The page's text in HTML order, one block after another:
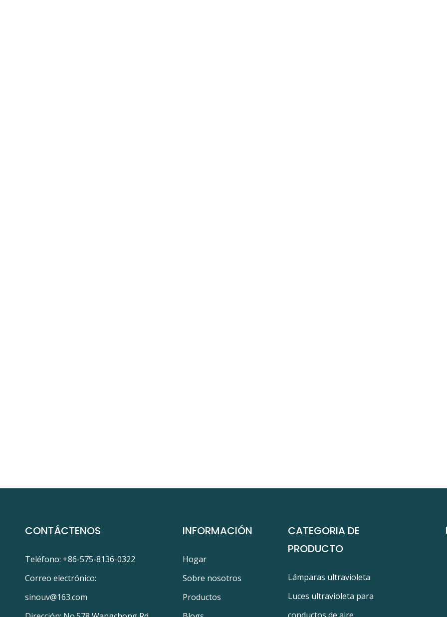
CONTÁCTENOS
Teléfono: +86-575-8136-0322
Correo electrónico:
sinouv@163.com
INFORMACIÓN
Hogar
Sobre nosotros
Productos
CATEGORIA DE
PRODUCTO
Lámparas ultravioleta
Luces ultravioleta para